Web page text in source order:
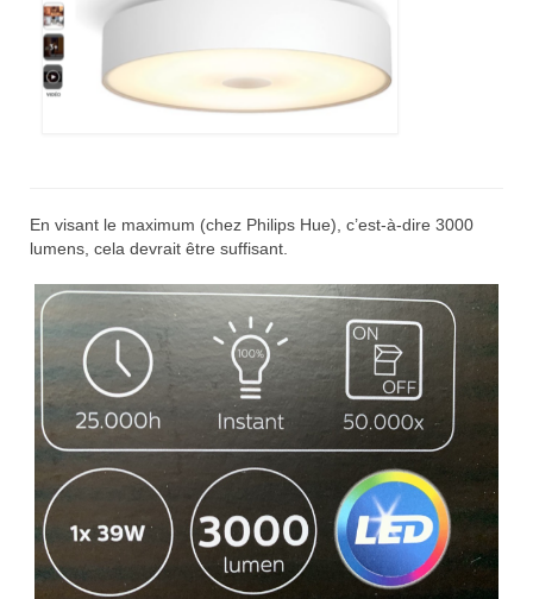
En visant le maximum (chez Philips Hue), c’est-à-dire 3000
lumens, cela devrait être suffisant.